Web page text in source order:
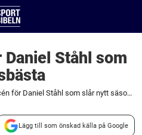
Ståhl som
Stora succén för Daniel Ståhl som slår nytt säsongsbästa
Lägg till som önskad källa på Google